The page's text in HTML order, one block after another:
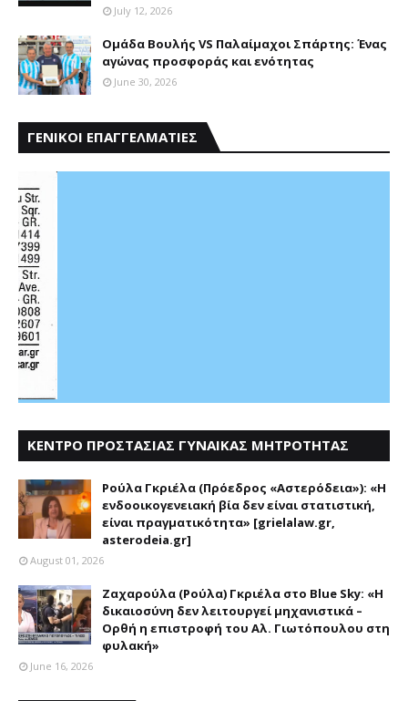
July 12, 2026
Ομάδα Βουλής VS Παλαίμαχοι Σπάρτης: Ένας
αγώνας προσφοράς και ενότητας
June 30, 2026
ΓΕΝΙΚΟΙ ΕΠΑΓΓΕΛΜΑΤΙΕΣ
ΚΕΝΤΡΟ ΠΡΟΣΤΑΣΙΑΣ ΓΥΝΑΙΚΑΣ ΜΗΤΡΟΤΗΤΑΣ
Ρούλα Γκριέλα (Πρόεδρος «Αστερόδεια»): «Η
ενδοοικογενειακή βία δεν είναι στατιστική,
είναι πραγματικότητα» [grielalaw.gr,
asterodeia.gr]
August 01, 2026
Ζαχαρούλα (Ρούλα) Γκριέλα στο Blue Sky: «Η
δικαιοσύνη δεν λειτουργεί μηχανιστικά –
Ορθή η επιστροφή του Αλ. Γιωτόπουλου στη
φυλακή»
June 16, 2026